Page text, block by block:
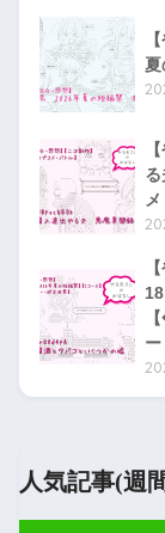
ー
人気記事(週